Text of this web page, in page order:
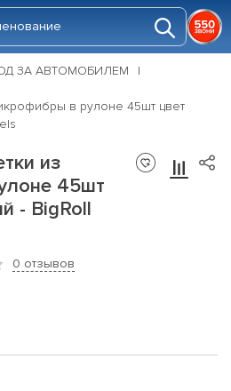
ЗА АВТОМОБИЛЕМ
в рулоне 45шт цвет
из
45шт
- BigRoll
0 отзывов